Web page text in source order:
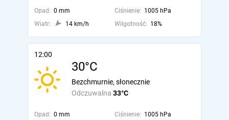
Opad: 0 mm Ciśnienie: 1005 hPa
Wiatr:
14 km/h Wilgotność: 18%
12:00
30°C
Odczuwalna 33°C
Bezchmurnie, słonecznie
Opad: 0 mm Ciśnienie: 1005 hPa